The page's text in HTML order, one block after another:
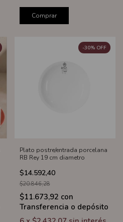
Comprar
Plato postre/entrada porcelana
RB Rey 19 cm diametro
$14.592,40
-30% OFF
$20.846,28
$11.673,92 con
Transferencia o depósito